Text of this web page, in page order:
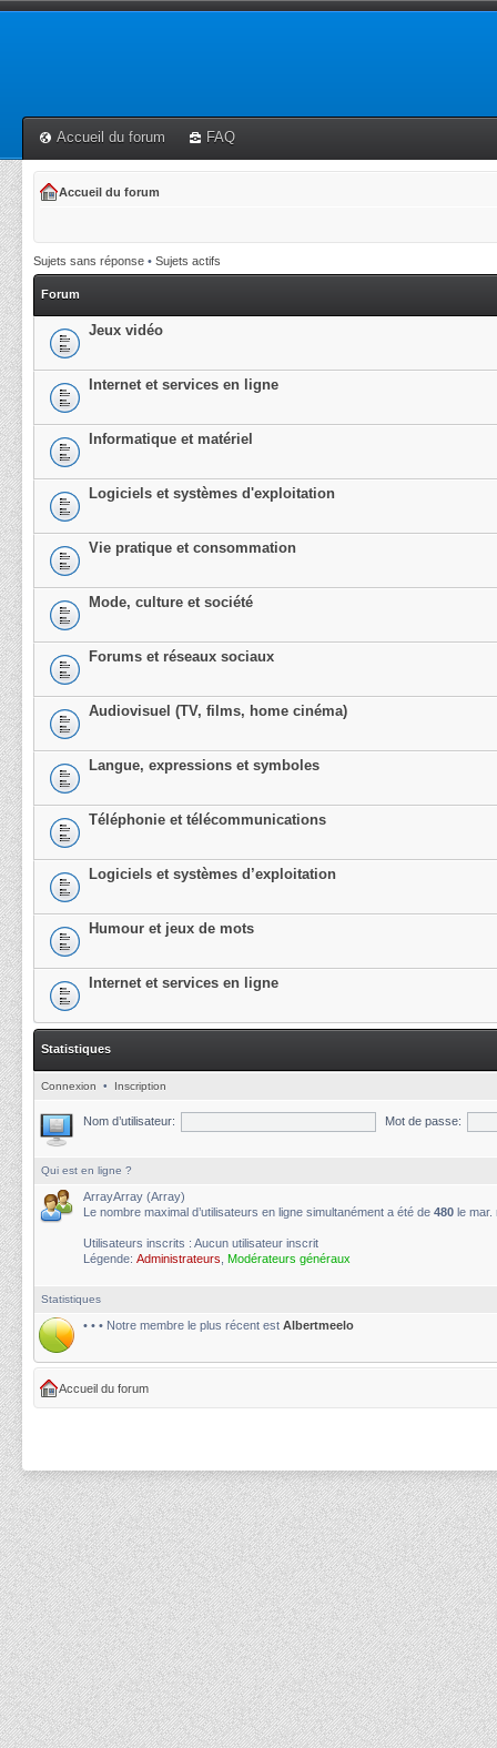
Accueil du forum FAQ
Accueil du forum
Sujets sans réponse • Sujets actifs
Forum
Jeux vidéo
Internet et services en ligne
Informatique et matériel
Logiciels et systèmes d'exploitation
Vie pratique et consommation
Mode, culture et société
Forums et réseaux sociaux
Audiovisuel (TV, films, home cinéma)
Langue, expressions et symboles
Téléphonie et télécommunications
Logiciels et systèmes d’exploitation
Humour et jeux de mots
Internet et services en ligne
Statistiques
Connexion • Inscription
Nom d’utilisateur: Mot de passe:
Qui est en ligne ?
ArrayArray (Array)
Le nombre maximal d’utilisateurs en ligne simultanément a été de 480 le mar.
Utilisateurs inscrits : Aucun utilisateur inscrit
Légende: Administrateurs Modérateurs généraux
Statistiques
• • • Notre membre le plus récent est Albertmeelo
Accueil du forum